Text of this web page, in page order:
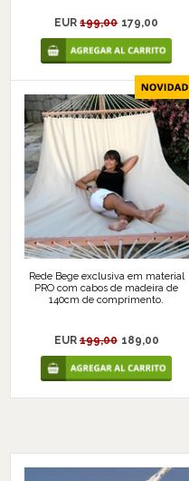
EUR199,00 179,00
Rede Bege exclusiva em material
PRO com cabos de madeira de
140cm de comprimento.
EUR199,00 189,00